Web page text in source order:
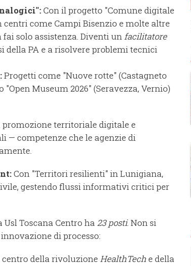
Con il progetto "Comune digitale
come Campi Bisenzio e molte altre
fai solo assistenza. Diventi unfacilitatore
della PA e a risolvere problemi tecnici
Progetti come "Nuove rotte" (Castagneto
Museum 2026" (Seravezza, Vernio)
promozione territoriale digitale e
— competenze che le agenzie di
Con "Territori resilienti" in Lunigiana,
gestendo flussi informativi critici per
Usl Toscana Centro ha 23 posti. Non si
di processo:
centro della rivoluzione HealthTeche della